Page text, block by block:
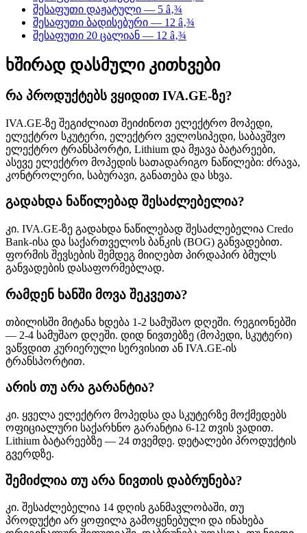
შესაფუთი დაჟატული — 5 â‚¾
შესაფუთი ბადისებური — 12 â‚¾
შესაფუთი 20 ცალიან — 12 â‚¾
ხშირად დასმული კითხვები
რა პროდუქტებს ვყიდით IVA.GE-ზე?
IVA.GE-ზე შეგიძლიათ შეიძინოთ ელექტრო მოპედი,
ელექტრო სკუტერი, ელექტრო ველოსიპედი, საბავშვო
ელექტრო ტრანსპორტი, Lithium და მჟავა ბატარეები,
ასევე ელექტრო მოპედის სათადარიგო ნაწილები: ძრავა,
კონტროლერი, საბურავი, განათება და სხვა.
გადახდა ნაწილებად შესაძლებელია?
კი. IVA.GE-ზე გადახდა ნაწილებად შესაძლებელია Credo
Bank-ისა და საქართველოს ბანკის (BOG) განვადებით.
ფორმის შევსების შემდეგ მიიღებთ პირდაპირ ბმულს
განვადების დასაფორმებლად.
რამდენ ხანში მოვა შეკვეთა?
თბილისში მიტანა ხდება 1-2 სამუშაო დღეში. რეგიონებში
— 2-4 სამუშაო დღეში. დიდ ნივთებზე (მოპედი, სკუტერი)
ვაწვდით კურიერული სერვისით ან IVA.GE-ის
ტრანსპორტით.
არის თუ არა გარანტია?
კი. ყველა ელექტრო მოპედსა და სკუტერზე მოქმედებს
ოფიციალური საქარხნო გარანტია 6-12 თვის ვადით.
Lithium ბატარეებზე — 24 თვემდე. დეტალები პროდუქტის
გვერდზე.
შემიძლია თუ არა ნივთის დაბრუნება?
კი. შესაძლებელია 14 დღის განმავლობაში, თუ
პროდუქტი არ ყოფილა გამოყენებული და ინახება